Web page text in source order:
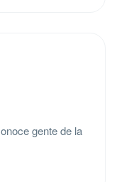
gente de la